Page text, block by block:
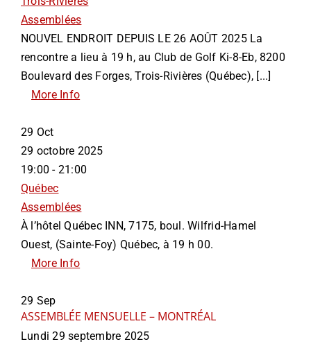
Assemblées
NOUVEL ENDROIT DEPUIS LE 26 AOÛT 2025 La
rencontre a lieu à 19 h, au Club de Golf Ki-8-Eb, 8200
Boulevard des Forges, Trois-Rivières (Québec), [...]
More Info
29 Oct
29 octobre 2025
19:00 - 21:00
Québec
Assemblées
À l’hôtel Québec INN, 7175, boul. Wilfrid-Hamel
Ouest, (Sainte-Foy) Québec, à 19 h 00.
More Info
29 Sep
ASSEMBLÉE MENSUELLE – MONTRÉAL
Lundi 29 septembre 2025